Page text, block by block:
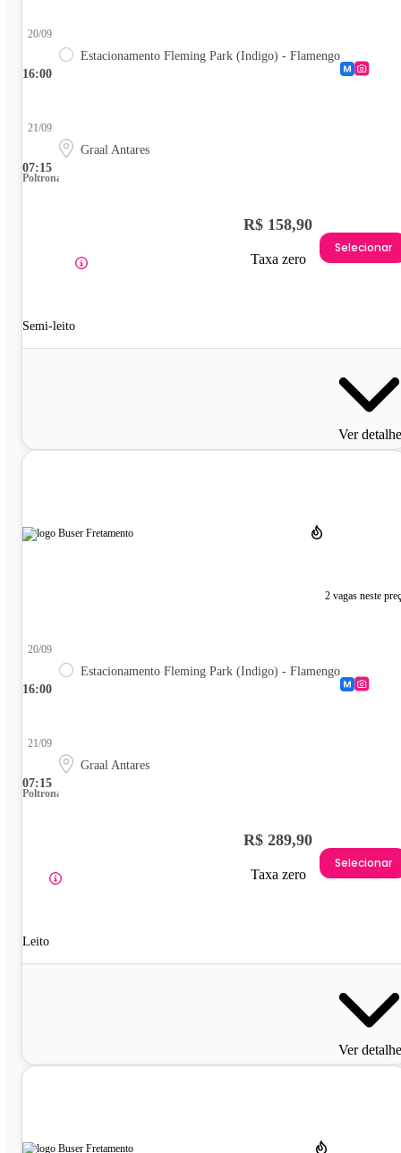
16:00
20/09
Estacionamento Fleming Park (Indigo) - Flamengo
07:15
21/09
Graal Antares
Poltrona
Semi-leito
R$ 158,90
Taxa zero
Selecionar
Ver
2 vagas neste
16:00
20/09
Estacionamento Fleming Park (Indigo) - Flamengo
07:15
21/09
Graal Antares
Poltrona
Leito
R$ 289,90
Taxa zero
Selecionar
Ver